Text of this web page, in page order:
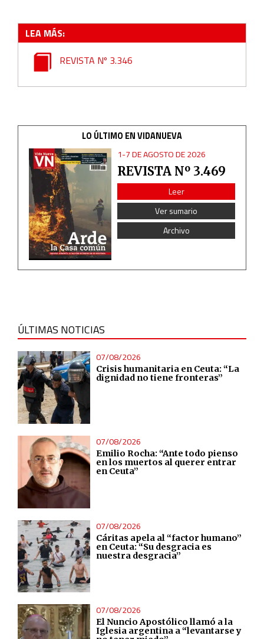
LEA MÁS:
REVISTA Nº 3.346
LO ÚLTIMO EN VIDANUEVA
1-7 DE AGOSTO DE 2026
REVISTA Nº 3.469
Leer
Ver sumario
Archivo
ÚLTIMAS NOTICIAS
07/08/2026
Crisis humanitaria en Ceuta: “La
dignidad no tiene fronteras”
07/08/2026
Emilio Rocha: “Ante todo pienso
en los muertos al querer entrar
en Ceuta”
07/08/2026
Cáritas apela al “factor humano”
en Ceuta: “Su desgracia es
nuestra desgracia”
07/08/2026
El Nuncio Apostólico llamó a la
Iglesia argentina a “levantarse y
Essential
Analytical